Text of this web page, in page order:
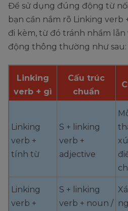
Để sử dụng đúng động từ
bạn cần nắm rõ Linking
đi kèm, từ đó tránh nhầm
động thông thường như sau:
Linking
verb + gì
Cấu trúc
chuẩn
Linking
verb +
tính từ
S + linking
verb +
adjective
Linking
verb +
S + linking
verb + noun /